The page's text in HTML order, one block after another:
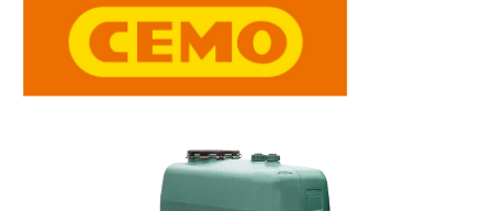
Bildergalerie überspringen